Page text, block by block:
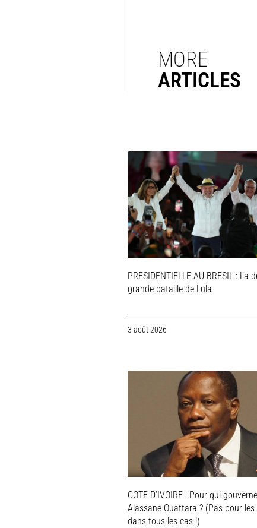
MORE
ARTICLES
PRESIDENTIELLE AU BRESIL : La
grande bataille de Lula
3 août 2026
COTE D’IVOIRE : Pour qui gouverne
Alassane Ouattara ? (Pas pour
dans tous les cas !)